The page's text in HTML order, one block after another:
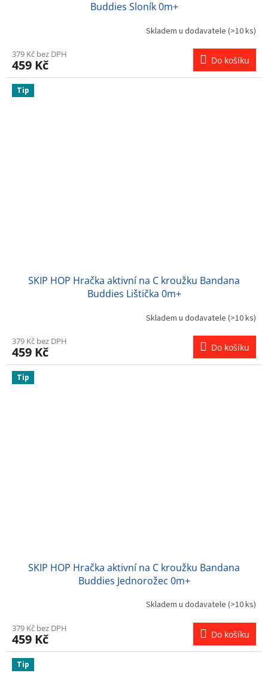
Buddies Sloník 0m+
Skladem u dodavatele (>10 ks)
379 Kč bez DPH
459 Kč Do košíku
Tip
SKIP HOP Hračka aktivní na C kroužku Bandana
Buddies Lištička 0m+
Skladem u dodavatele (>10 ks)
379 Kč bez DPH
459 Kč Do košíku
Tip
SKIP HOP Hračka aktivní na C kroužku Bandana
Buddies Jednorožec 0m+
Skladem u dodavatele (>10 ks)
379 Kč bez DPH
459 Kč Do košíku
Tip